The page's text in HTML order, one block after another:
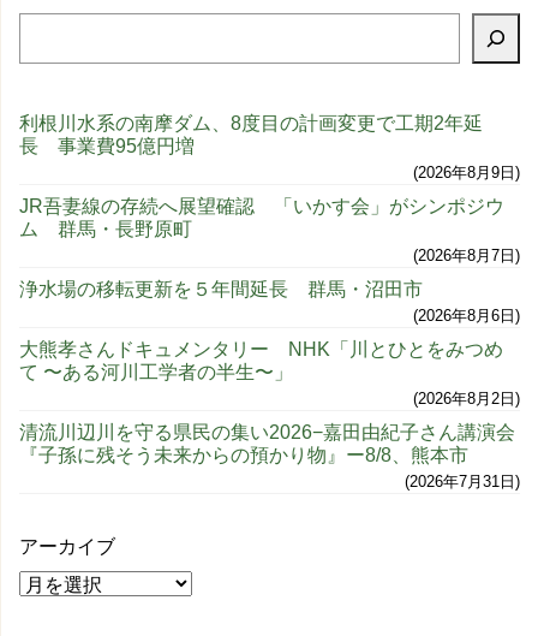
利根川水系の南摩ダム、8度目の計画変更で工期2年延
長 事業費95億円増
2026年8月9日
JR吾妻線の存続へ展望確認 「いかす会」がシンポジウ
ム 群馬・長野原町
2026年8月7日
浄水場の移転更新を５年間延長 群馬・沼田市
2026年8月6日
大熊孝さんドキュメンタリー NHK「川とひとをみつめ
て 〜ある河川工学者の半生〜」
2026年8月2日
清流川辺川を守る県民の集い2026−嘉田由紀子さん講演会
『子孫に残そう未来からの預かり物』ー8/8、熊本市
2026年7月31日
アーカイブ